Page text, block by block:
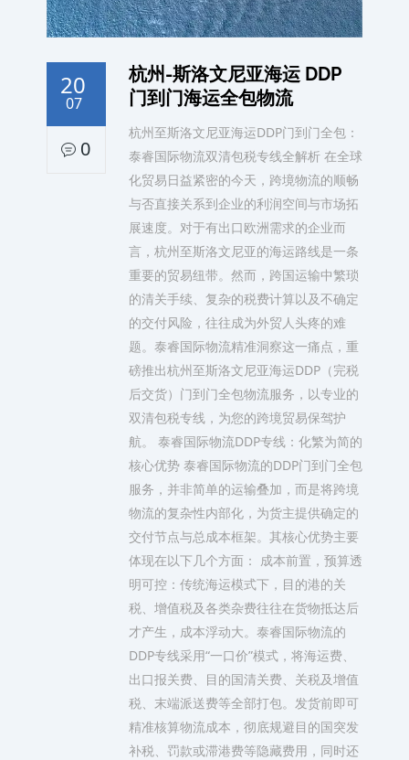
20
07
0
杭州-斯洛文尼亚海运 DDP
门到门海运全包物流
杭州至斯洛文尼亚海运DDP门到门全包：
泰睿国际物流双清包税专线全解析 在全球
化贸易日益紧密的今天，跨境物流的顺畅
与否直接关系到企业的利润空间与市场拓
展速度。对于有出口欧洲需求的企业而
言，杭州至斯洛文尼亚的海运路线是一条
重要的贸易纽带。然而，跨国运输中繁琐
的清关手续、复杂的税费计算以及不确定
的交付风险，往往成为外贸人头疼的难
题。泰睿国际物流精准洞察这一痛点，重
磅推出杭州至斯洛文尼亚海运DDP（完税
后交货）门到门全包物流服务，以专业的
双清包税专线，为您的跨境贸易保驾护
航。 泰睿国际物流DDP专线：化繁为简的
核心优势 泰睿国际物流的DDP门到门全包
服务，并非简单的运输叠加，而是将跨境
物流的复杂性内部化，为货主提供确定的
交付节点与总成本框架。其核心优势主要
体现在以下几个方面： 成本前置，预算透
明可控：传统海运模式下，目的港的关
税、增值税及各类杂费往往在货物抵达后
才产生，成本浮动大。泰睿国际物流的
DDP专线采用“一口价”模式，将海运费、
出口报关费、目的国清关费、关税及增值
税、末端派送费等全部打包。发货前即可
精准核算物流成本，彻底规避目的国突发
补税、罚款或滞港费等隐藏费用，同时还